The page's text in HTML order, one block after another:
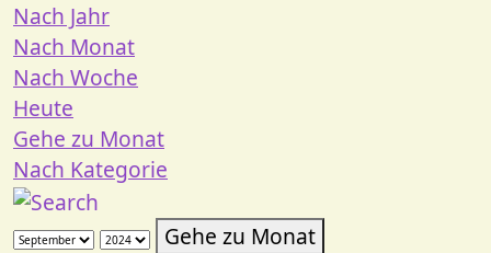
Nach Jahr
Nach Monat
Nach Woche
Heute
Gehe zu Monat
Nach Kategorie
Gehe zu Monat